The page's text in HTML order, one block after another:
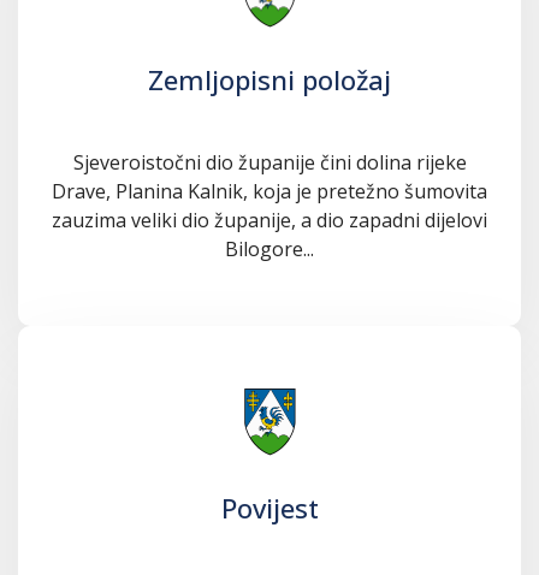
Zemljopisni položaj
Sjeveroistočni dio županije čini dolina rijeke
Drave, Planina Kalnik, koja je pretežno šumovita
zauzima veliki dio županije, a dio zapadni dijelovi
Bilogore...
Povijest